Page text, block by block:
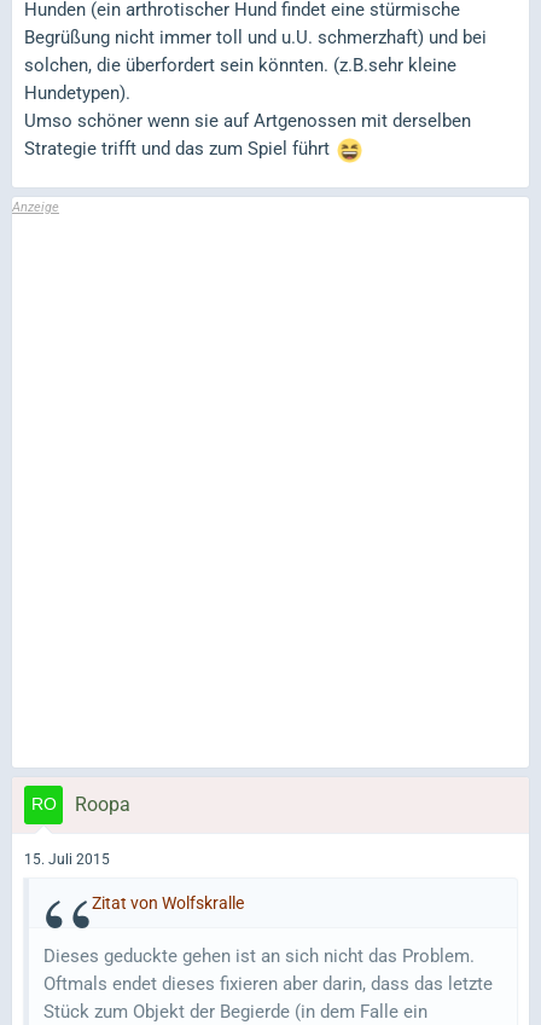
Hunden (ein arthrotischer Hund findet eine stürmische
Begrüßung nicht immer toll und u.U. schmerzhaft) und bei
solchen, die überfordert sein könnten. (z.B.sehr kleine
Hundetypen).
Umso schöner wenn sie auf Artgenossen mit derselben
Strategie trifft und das zum Spiel führt
Roopa
15. Juli 2015
Zitat von Wolfskralle
Dieses geduckte gehen ist an sich nicht das Problem.
Oftmals endet dieses fixieren aber darin, dass das letzte
Stück zum Objekt der Begierde (in dem Falle ein